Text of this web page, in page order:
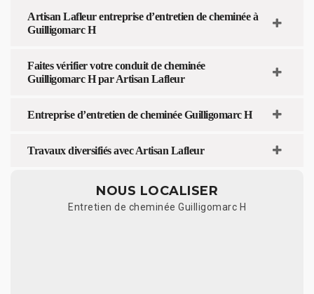
Artisan Lafleur entreprise d’entretien de cheminée à
Guilligomarc H
Faites vérifier votre conduit de cheminée
Guilligomarc H par Artisan Lafleur
Entreprise d’entretien de cheminée Guilligomarc H
Travaux diversifiés avec Artisan Lafleur
NOUS LOCALISER
Entretien de cheminée Guilligomarc H